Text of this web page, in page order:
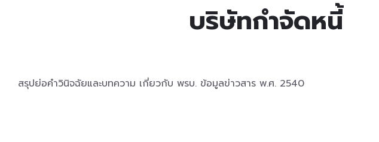
บริษัทกำจัดหนี้
สรุปย่อคำวินิจฉัยและบทความ เกี่ยวกับ พรบ. ข้อมูลข่าวสาร พ.ศ. 2540